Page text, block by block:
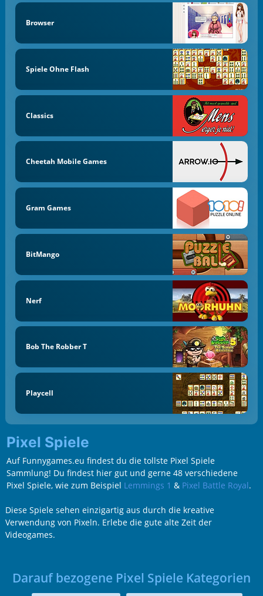
Browser
Spiele Ohne Flash
Classics
Cheetah Mobile Games
Gram Games
BitMango
Nerf
Bob The Robber T
Playcell
Pixel Spiele
Auf Funnygames.eu findest du die tollste Pixel Spiele
Sammlung! Du findest hier gut und gerne 48 verschiedene
Pixel Spiele, wie zum Beispiel Lemmings 1 & Pixel Battle Royal.
Diese Spiele sehen einzigartig aus durch die kreative
Verwendung von Pixeln. Erlebe die gute alte Zeit der
Videogames.
Darauf bezogene Pixel Spiele Kategorien